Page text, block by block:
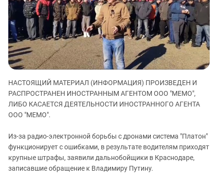
ЗАСТАВЛЯЕТ
КАВКАЗ ЗА ПАЛЕСТИНУ
ИНАКОМЫСЛИЕ В ЧЕЧНЕ
ПРЕСЛЕДОВАНИЕ АКТИВИСТОВ
МОБИЛИЗАЦИЯ И ПРОТЕСТЫ
Дагестан
Ингушетия
Кабардино-Балкария
Калмыкия
Карачаево-Черкесия
Краснодарский край
Российская Федерация
Северная Осетия - Алания
СКФО
Ставропольский край
НАСТОЯЩИЙ МАТЕРИАЛ (ИНФОРМАЦИЯ) ПРОИЗВЕДЕН И
РАСПРОСТРАНЕН ИНОСТРАННЫМ АГЕНТОМ ООО "МЕМО",
ЛИБО КАСАЕТСЯ ДЕЯТЕЛЬНОСТИ ИНОСТРАННОГО АГЕНТА
ООО "МЕМО".
Из-за радио-электронной борьбы с дронами система "Платон"
функционирует с ошибками, в результате водителям приходят
крупные штрафы, заявили дальнобойщики в Краснодаре,
записавшие обращение к Владимиру Путину.